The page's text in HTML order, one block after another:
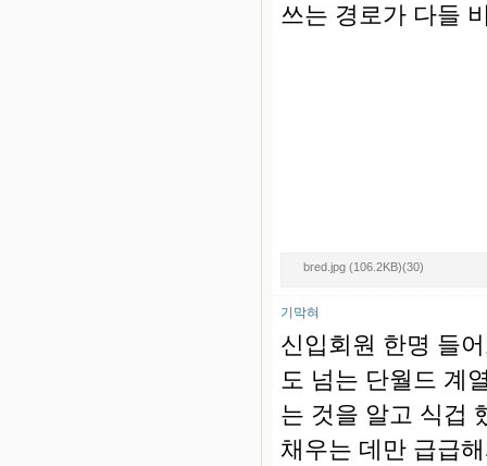
쓰는 경로가 다들
bred.jpg (106.2KB)(30)
기막혀
신입회원 한명 들
도 넘는 단월드 계
는 것을 알고 식겁
채우는 데만 급급